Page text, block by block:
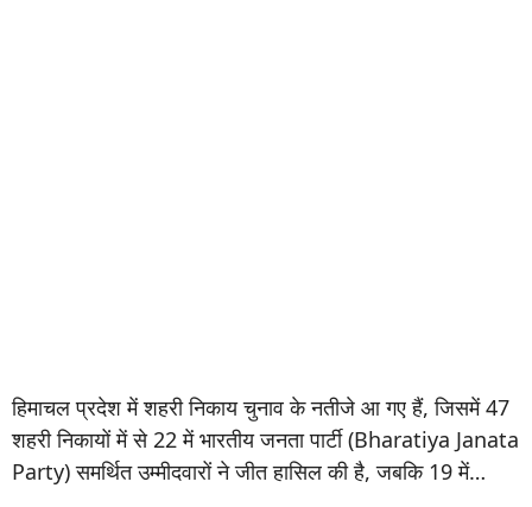
हिमाचल प्रदेश में शहरी निकाय चुनाव के नतीजे आ गए हैं, जिसमें 47
शहरी निकायों में से 22 में भारतीय जनता पार्टी (Bharatiya Janata
Party) समर्थित उम्मीदवारों ने जीत हासिल की है, जबकि 19 में…